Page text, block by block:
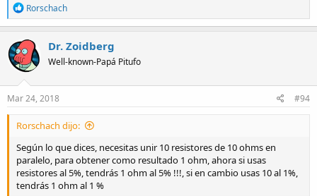
R
e
a
c
t
i
o
n
s
Rorschach
Dr. Zoidberg
Well-known-Papá Pitufo
Mar 24, 2018 #94
Rorschach dijo:
Según lo que dices, necesitas unir 10 resistores de 10 ohms en
paralelo, para obtener como resultado 1 ohm, ahora si usas
resistores al 5%, tendrás 1 ohm al 5% !!!, si en cambio usas 10 al 1%,
tendrás 1 ohm al 1 %